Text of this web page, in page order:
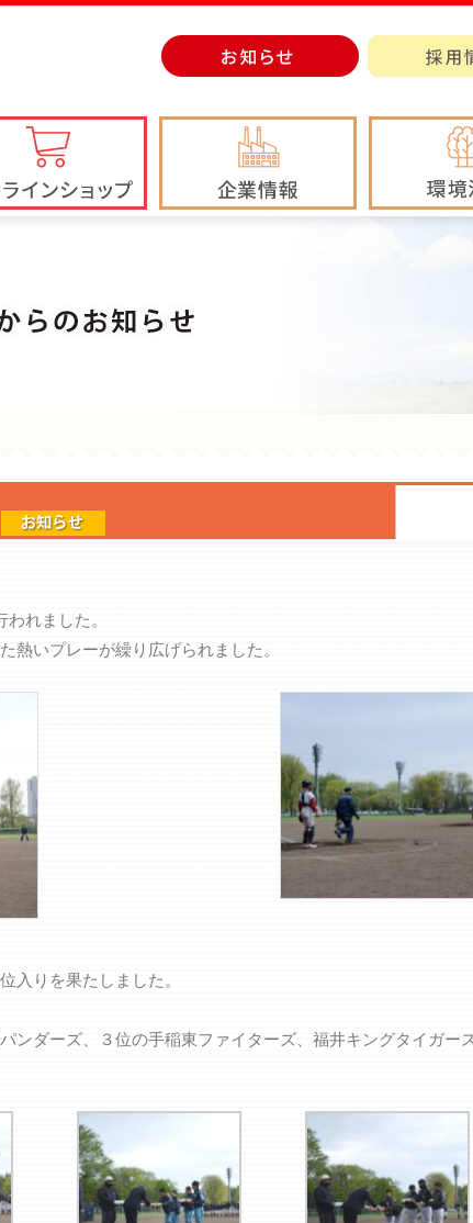
れました。
熱いプレーが繰り広げられました。
入りを果たしました。
ンダーズ、３位の手稲東ファイターズ、福井キングタイガー